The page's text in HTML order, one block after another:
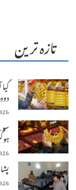
تازہ ترین